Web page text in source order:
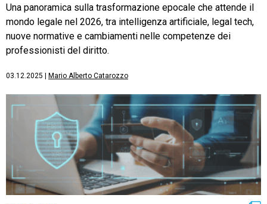
Una panoramica sulla trasformazione epocale che attende il
mondo legale nel 2026, tra intelligenza artificiale, legal tech,
nuove normative e cambiamenti nelle competenze dei
professionisti del diritto.
03.12.2025 Mario Alberto Catarozzo